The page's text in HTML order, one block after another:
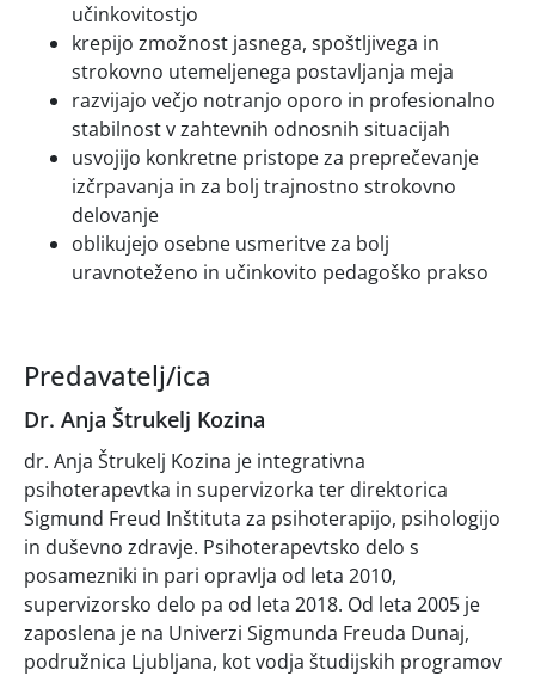
učinkovitostjo
krepijo zmožnost jasnega, spoštljivega in
strokovno utemeljenega postavljanja meja
razvijajo večjo notranjo oporo in profesionalno
stabilnost v zahtevnih odnosnih situacijah
usvojijo konkretne pristope za preprečevanje
izčrpavanja in za bolj trajnostno strokovno
delovanje
oblikujejo osebne usmeritve za bolj
uravnoteženo in učinkovito pedagoško prakso
Predavatelj/ica
Dr. Anja Štrukelj Kozina
dr. Anja Štrukelj Kozina je integrativna
psihoterapevtka in supervizorka ter direktorica
Sigmund Freud Inštituta za psihoterapijo, psihologijo
in duševno zdravje. Psihoterapevtsko delo s
posamezniki in pari opravlja od leta 2010,
supervizorsko delo pa od leta 2018. Od leta 2005 je
zaposlena je na Univerzi Sigmunda Freuda Dunaj,
podružnica Ljubljana, kot vodja študijskih programov